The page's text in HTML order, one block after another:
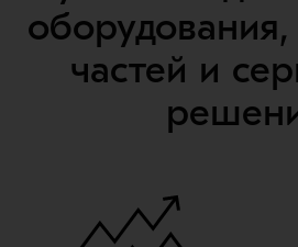
частей и